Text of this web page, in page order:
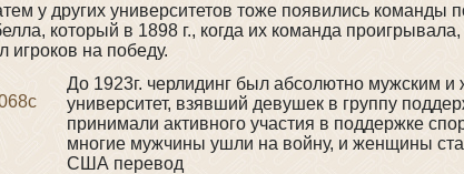
у других университетов тоже появились команды
который в 1898 г., когда их команда
игроков на победу.
До 1923г. черлидинг был абсолютно мужским
университет, взявший девушек в группу
принимали активного участия в поддержке
многие мужчины ушли на войну, и женщины
США перевод